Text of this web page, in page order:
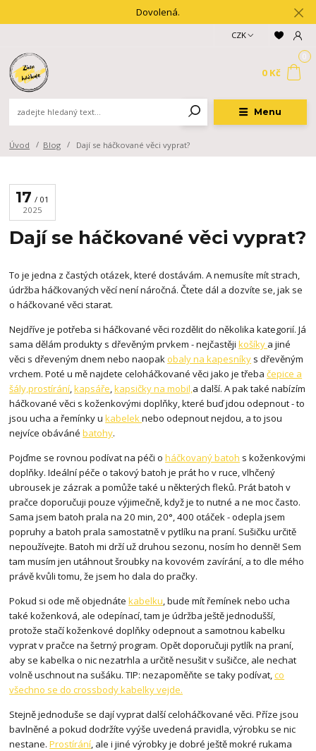
Dovolená.
Menu
CZK
0 Kč
Úvod Blog Dají se háčkované věci vyprat?
17
01
2025
Dají se háčkované věci vyprat?
To je jedna z častých otázek, které dostávám. A nemusíte mít strach,
údržba háčkovaných věcí není náročná. Čtete dál a dozvíte se, jak se
o háčkované věci starat.
Nejdříve je potřeba si háčkované věci rozdělit do několika kategorií. Já
sama dělám produkty s dřevěným prvkem - nejčastějikošíky a jiné
věci s dřeveným dnem nebo naopakobaly na kapesníky s dřevěným
vrchem. Poté u mě najdete celoháčkované věci jako je třebačepice a
šály,prostírání ,kapsáře ,kapsičky na mobil, a další. A pak také nabízím
háčkované věci s koženkovými doplňky, které buď jdou odepnout - to
jsou ucha a řemínky ukabeleknebo odepnout nejdou, a to jsou
nejvíce obávánébatohy.
Pojďme se rovnou podívat na péči oháčkovaný batoh s koženkovými
doplňky. Ideální péče o takový batoh je prát ho v ruce, vlhčený
ubrousek je zázrak a pomůže také u některých fleků. Prát batoh v
pračce doporučuji pouze výjimečně, když je to nutné a ne moc často.
Sama jsem batoh prala na 20 min, 20°, 400 otáček - odepla jsem
popruhy a batoh prala samostatně v pytlíku na praní. Sušičku určitě
nepoužívejte. Batoh mi drží už druhou sezonu, nosím ho denně! Sem
tam musím jen utáhnout šroubky na kovovém zavírání, a to dle mého
právě kvůli tomu, že jsem ho dala do pračky.
Pokud si ode mě objednátekabelku , bude mít řemínek nebo ucha
také koženková, ale odepínací, tam je údržba ještě jednodušší,
protože stačí koženkové doplňky odepnout a samotnou kabelku
vyprat v pračce na šetrný program. Opět doporučuji pytlík na praní,
aby se kabelka o nic nezatrhla a určitě nesušit v sušičce, ale nechat
volně uschnout na sušáku. TIP: nezapoměňte se taky podívat,co
všechno se do crossbody kabelky vejde.
Stejně jednoduše se dají vyprat další celoháčkované věci. Příze jsou
bavlněné a pokud dodržíte vyýše uvedená pravidla, výrobku se nic
nestane.Prostírání , ale i jiné výrobky je dobré ještě mokré rukama